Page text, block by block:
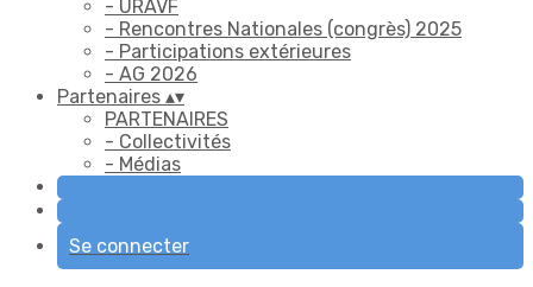
- URAVF
- Rencontres Nationales (congrès) 2025
- Participations extérieures
- AG 2026
Partenaires ▴▾
PARTENAIRES
- Collectivités
- Médias
Se connecter